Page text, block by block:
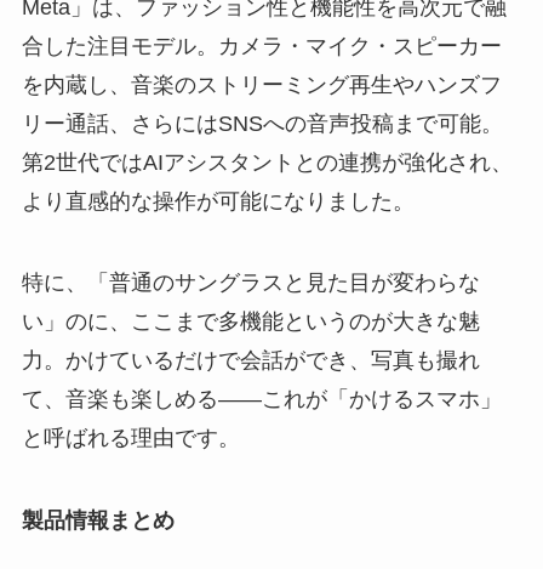
Meta」は、ファッション性と機能性を高次元で融
合した注目モデル。カメラ・マイク・スピーカー
を内蔵し、音楽のストリーミング再生やハンズフ
リー通話、さらにはSNSへの音声投稿まで可能。
第2世代ではAIアシスタントとの連携が強化され、
より直感的な操作が可能になりました。
特に、「普通のサングラスと見た目が変わらな
い」のに、ここまで多機能というのが大きな魅
力。かけているだけで会話ができ、写真も撮れ
て、音楽も楽しめる——これが「かけるスマホ」
と呼ばれる理由です。
製品情報まとめ